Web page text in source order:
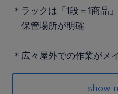
＊ラックは「1段＝1商品
保管場所が明確
＊広々屋外での作業がメ
運転しやすい
show